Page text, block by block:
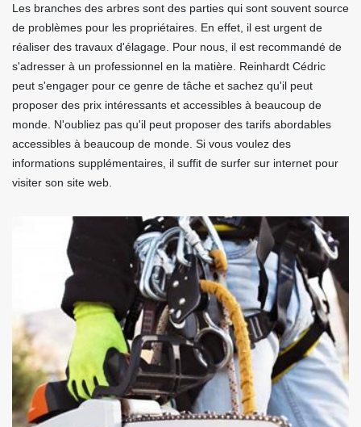
Les branches des arbres sont des parties qui sont souvent source
de problèmes pour les propriétaires. En effet, il est urgent de
réaliser des travaux d'élagage. Pour nous, il est recommandé de
s'adresser à un professionnel en la matière. Reinhardt Cédric
peut s'engager pour ce genre de tâche et sachez qu'il peut
proposer des prix intéressants et accessibles à beaucoup de
monde. N'oubliez pas qu'il peut proposer des tarifs abordables
accessibles à beaucoup de monde. Si vous voulez des
informations supplémentaires, il suffit de surfer sur internet pour
visiter son site web.